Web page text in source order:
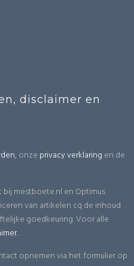
disclaimer en
, onze privacy verklaring en de
mestboete.nl en Optimus
van artikelen cq de inhoud
goedkeuring. Voor alle
.
opnemen via het formulier op